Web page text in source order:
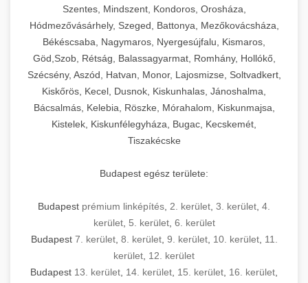
Szentes, Mindszent, Kondoros, Orosháza,
Hódmezővásárhely, Szeged, Battonya, Mezőkovácsháza,
Békéscsaba, Nagymaros, Nyergesújfalu, Kismaros,
Göd,Szob, Rétság, Balassagyarmat, Romhány, Hollókő,
Szécsény, Aszód, Hatvan, Monor, Lajosmizse, Soltvadkert,
Kiskőrös, Kecel, Dusnok, Kiskunhalas, Jánoshalma,
Bácsalmás, Kelebia, Röszke, Mórahalom, Kiskunmajsa,
Kistelek, Kiskunfélegyháza, Bugac, Kecskemét,
Tiszakécske
Budapest egész területe:
Budapest prémium linképítés 2. kerület 3. kerület 4.
kerület, 5. kerület, 6. kerület
Budapest 7. kerület, 8. kerület, 9. kerület, 10. kerület, 11.
kerület 12. kerület
Budapest 13. kerület 14. kerület 15. kerület 16. kerület